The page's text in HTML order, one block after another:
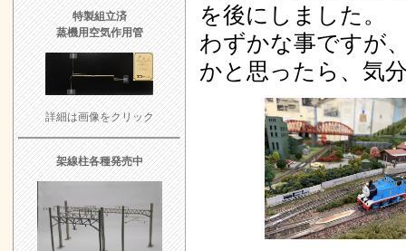
を後にしました。
わずかな事ですが
かと思ったら、気
特製組立済
蒸機用空気作用管
詳細は画像をクリック
架線柱各種発売中